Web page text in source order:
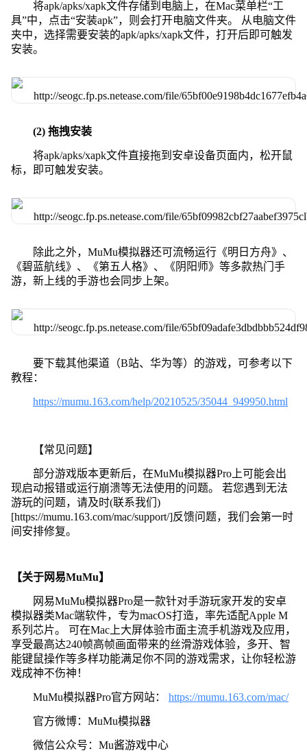
将apk/apks/xapk文件存储到电脑上，在Mac菜单栏“工
具”中，点击“安装apk”，则会打开电脑文件夹。 从电脑文件
夹中，选择需要安装的apk/apks/xapk文件，打开后即可触发
安装。
(2) 拖拽安装
将apk/apks/xapk文件直接拖到安卓设备页面内，松开鼠
标，即可触发安装。
除此之外，MuMu模拟器还可流畅运行《明日方舟》、
《碧蓝航线》、《第五人格》、《阴阳师》等多款热门手
游，新上线的手游也会同步上架。
要下载其他渠道（B站、华为等）的游戏，可参考以下
教程：
https://mumu.163.com/help/20210525/35044_949950.html
【常见问题】
部分游戏版本更新后，在MuMu模拟器Pro上可能会出
现启动报错或运行崩溃等无法使用的问题。 若您遇到无法
游玩的问题，请及时(联系我们)
[https://mumu.163.com/mac/support/]反馈问题，我们会第一时
间安排修复。
【关于网易MuMu】
网易MuMu模拟器Pro是一款针对手游玩家开发的安卓
模拟器类Mac端软件，专为macOS打造，率先适配Apple M
系列芯片。 可在Mac上大屏体验市面主流手机游戏及应用，
享受最高达240帧高帧画面带来的丝滑游戏体验，多开、智
能键鼠操作等多样功能满足你不同的游戏需求，让你轻松游
戏成神不伤神！
MuMu模拟器Pro官方网站： https://mumu.163.com/mac/
官方微博：MuMu模拟器
微信公众号：Mu酱游戏中心